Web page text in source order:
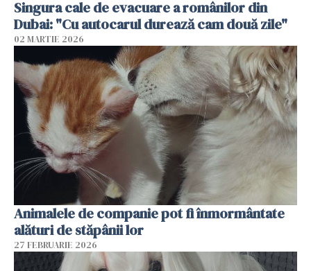
Singura cale de evacuare a românilor din
Dubai: "Cu autocarul durează cam două zile"
02 MARTIE 2026
Animalele de companie pot fi înmormântate
alături de stăpânii lor
27 FEBRUARIE 2026